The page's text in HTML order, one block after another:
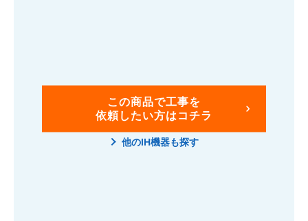
この商品で工事を
依頼したい方はコチラ
他のIH機器も探す